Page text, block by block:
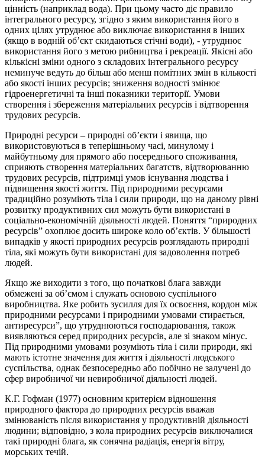
цінність (наприклад вода). При цьому часто діє правило
інтегрального ресурсу, згідно з яким використання його в
одних цілях утруднює або виключає використання в інших
(якщо в водній об’єкт скидаються стічні води), - утруднює
використання його з метою рибництва і рекреації. Якісні або
кількісні зміни одного з складових інтегрального ресурсу
неминуче ведуть до більш або менш помітних змін в кількості
або якості інших ресурсів; зниження водності змінює
гідроенергетичні та інші показники території. Умови
створення і збереження матеріальних ресурсів і відтворення
трудових ресурсів.
Природні ресурси – природні об’єкти і явища, що
використовуються в теперішньому часі, минулому і
майбутньому для прямого або посереднього споживання,
сприяють створення матеріальних багатств, відтворюванню
трудових ресурсів, підтримці умов існування людства і
підвищення якості життя. Під природними ресурсами
традиційно розуміють тіла і сили природи, що на даному рівні
розвитку продуктивних сил можуть бути використані в
соціально-економічній діяльності людей. Поняття “природних
ресурсів” охоплює досить широке коло об’єктів. У більшості
випадків у якості природних ресурсів розглядають природні
тіла, які можуть бути використані для задоволення потреб
людей.
Якщо же виходити з того, що початкові блага завжди
обмежені за об’ємом і служать основою суспільного
виробництва. Яке робить зусилля для їх освоєння, кордон між
природними ресурсами і природними умовами стирається,
антиресурси”, що утруднюються господарювання, також
виявляються серед природних ресурсів, але зі знаком мінус.
Під природними умовами розуміють тіла і сили природи, які
мають істотне значення для життя і діяльності людського
суспільства, однак безпосередньо або побічно не залучені до
сфер виробничої чи невиробничої діяльності людей.
К.Г. Гофман (1977) основним критерієм відношення
природного фактора до природних ресурсів вважав
змінюваність після використання у продуктивній діяльності
людини; відповідно, з кола природних ресурсів виключалися
такі природні блага, як сонячна радіація, енергія вітру,
морських течій.